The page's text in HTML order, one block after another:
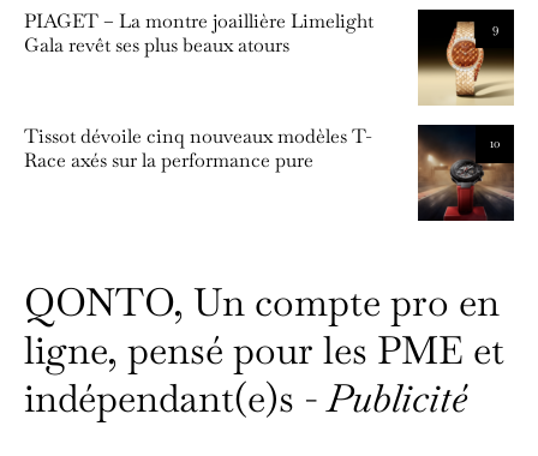
9
PIAGET – La montre joaillière Limelight
Gala revêt ses plus beaux atours
10
Tissot dévoile cinq nouveaux modèles T-
Race axés sur la performance pure
QONTO, Un compte pro en
ligne, pensé pour les PME et
indépendant(e)s -Publicité